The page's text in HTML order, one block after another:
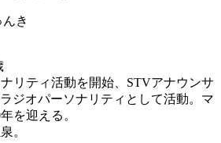
リティ活動を開始、STVアナウンサ
ジオパーソナリティとして活動。マ
を迎える。
。